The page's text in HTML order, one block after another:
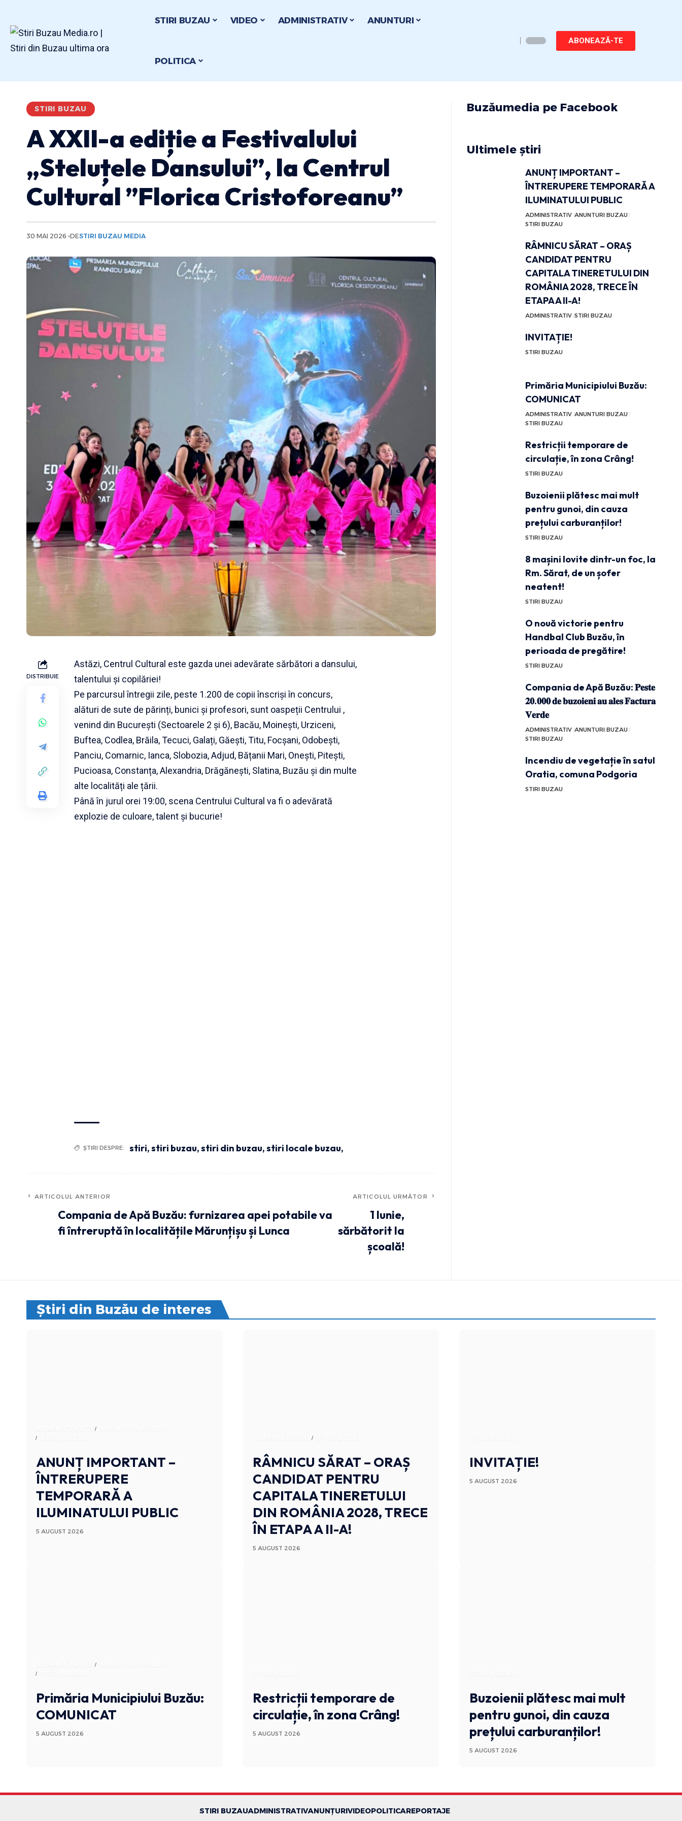
STIRI BUZAU VIDEO ADMINISTRATIV ANUNTURI
POLITICA
ABONEAZĂ-TE
STIRI BUZAU
A XXII-a ediție a Festivalului
„Steluțele Dansului”, la Centrul
Cultural ”Florica Cristoforeanu”
30 MAI 2026 DESTIRI BUZAU MEDIA
DISTRIBUIE
Astăzi, Centrul Cultural este gazda unei adevărate sărbători a dansului,
talentului și copilăriei!
Pe parcursul întregii zile, peste 1.200 de copii înscriși în concurs,
alături de sute de părinți, bunici și profesori, sunt oaspeții Centrului ,
venind din București (Sectoarele 2 și 6), Bacău, Moinești, Urziceni,
Buftea, Codlea, Brăila, Tecuci, Galați, Găești, Titu, Focșani, Odobești,
Panciu, Comarnic, Ianca, Slobozia, Adjud, Bățanii Mari, Onești, Pitești,
Pucioasa, Constanța, Alexandria, Drăgănești, Slatina, Buzău și din multe
alte localități ale țării.
Până în jurul orei 19:00, scena Centrului Cultural va fi o adevărată
explozie de culoare, talent și bucurie!
ȘTIRI DESPRE: stiri,stiri buzau,stiri din buzau,stiri locale buzau,
ARTICOLUL ANTERIOR
Compania de Apă Buzău: furnizarea apei potabile va
fi întreruptă în localitățile Mărunțișu și Lunca
ARTICOLUL URMĂTOR
1 Iunie,
sărbătorit la
școală!
Buzăumedia pe Facebook
Ultimele știri
ANUNȚ IMPORTANT –
ÎNTRERUPERE TEMPORARĂ A
ILUMINATULUI PUBLIC
ADMINISTRATIV ANUNTURI BUZAU
STIRI BUZAU
RÂMNICU SĂRAT – ORAȘ
CANDIDAT PENTRU
CAPITALA TINERETULUI DIN
ROMÂNIA 2028, TRECE ÎN
ETAPA A II-A!
ADMINISTRATIV STIRI BUZAU
INVITAȚIE!
STIRI BUZAU
Primăria Municipiului Buzău:
COMUNICAT
ADMINISTRATIV ANUNTURI BUZAU
STIRI BUZAU
Restricții temporare de
circulație, în zona Crâng!
STIRI BUZAU
Buzoienii plătesc mai mult
pentru gunoi, din cauza
prețului carburanților!
STIRI BUZAU
8 mașini lovite dintr-un foc, la
Rm. Sărat, de un șofer
neatent!
STIRI BUZAU
O nouă victorie pentru
Handbal Club Buzău, în
perioada de pregătire!
STIRI BUZAU
Compania de Apă Buzău: 𝐏𝐞𝐬𝐭𝐞
𝟐𝟎.𝟎𝟎𝟎 𝐝𝐞 𝐛𝐮𝐳𝐨𝐢𝐞𝐧𝐢 𝐚𝐮 𝐚𝐥𝐞𝐬 𝐅𝐚𝐜𝐭𝐮𝐫𝐚
𝐕𝐞𝐫𝐝𝐞
ADMINISTRATIV ANUNTURI BUZAU
STIRI BUZAU
Incendiu de vegetație în satul
Oratia, comuna Podgoria
STIRI BUZAU
Știri din Buzău de interes
ADMINISTRATIV
ANUNȚ IMPORTANT –
ÎNTRERUPERE
TEMPORARĂ A
ILUMINATULUI PUBLIC
5 AUGUST 2026
ADMINISTRATIV
RÂMNICU SĂRAT – ORAȘ
CANDIDAT PENTRU
CAPITALA TINERETULUI
DIN ROMÂNIA 2028, TRECE
ÎN ETAPA A II-A!
5 AUGUST 2026
INVITAȚIE!
5 AUGUST 2026
ADMINISTRATIV
Primăria Municipiului Buzău:
COMUNICAT
5 AUGUST 2026
Restricții temporare de
circulație, în zona Crâng!
5 AUGUST 2026
Buzoienii plătesc mai mult
pentru gunoi, din cauza
prețului carburanților!
5 AUGUST 2026
STIRI BUZAUADMINISTRATIVANUNȚURIVIDEOPOLITICAREPORTAJE